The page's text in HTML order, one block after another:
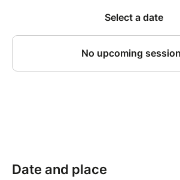
Date and place